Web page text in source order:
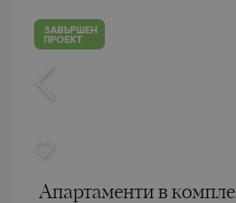
ЗАВЪРШЕН
ПРОЕКТ
Апартаменти в